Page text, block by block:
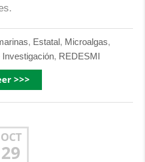
, Estatal, Microalgas,
, REDESMI
>>>
OCT
29